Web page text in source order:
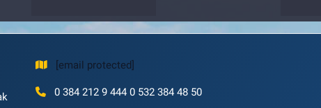
[email protected]
0 384 212 9 444 0 532 384 48 50